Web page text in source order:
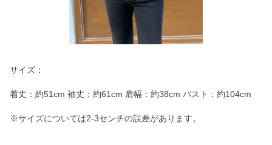
サイズ：
着丈：約51cm 袖丈：約61cm 肩幅：約38cm バスト：約104cm
※サイズについては2-3センチの誤差があります。